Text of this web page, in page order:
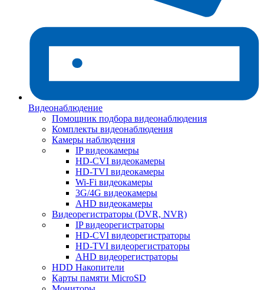
Видеонаблюдение
Помощник подбора видеонаблюдения
Комплекты видеонаблюдения
Камеры наблюдения
IP видеокамеры
HD-CVI видеокамеры
HD-TVI видеокамеры
Wi-Fi видеокамеры
3G/4G видеокамеры
AHD видеокамеры
Видеорегистраторы (DVR, NVR)
IP видеорегистраторы
HD-CVI видеорегистраторы
HD-TVI видеорегистраторы
AHD видеорегистраторы
HDD Накопители
Карты памяти MicroSD